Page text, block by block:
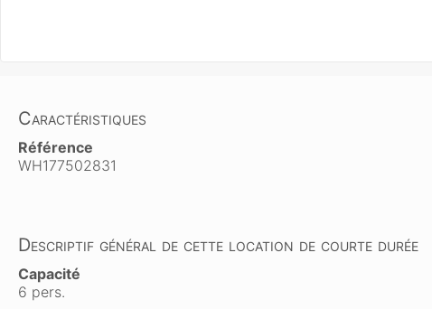
Caractéristiques
Référence
WH177502831
Descriptif général de cette location de courte durée
Capacité
6 pers.